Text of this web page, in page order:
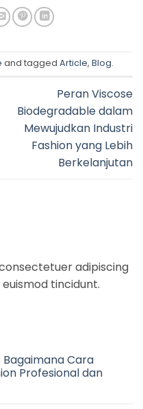
and tagged Article, Blog.
Peran Viscose
Biodegradable dalam
Mewujudkan Industri
Fashion yang Lebih
Berkelanjutan
adipiscing
tincidunt.
Bagaimana Cara
Profesional dan